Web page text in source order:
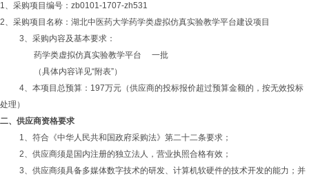
1、采购项目编号：zb0101-1707-zh531
2、采购项目名称：湖北中医药大学药学类虚拟仿真实验教学平台建设项目
3、采购内容及基本要求：
药学类虚拟仿真实验教学平台
一批
（具体内容详见“附表”）
4、本项目总预算：197万元（供应商的投标报价超过预算金额的，按无效投标
处理）
二、供应商资格要求
1、符合《中华人民共和国政府采购法》第二十二条要求；
2、供应商须是国内注册的独立法人，营业执照合格有效；
3、供应商须具备多媒体数字技术的研发、计算机软硬件的技术开发的能力；并